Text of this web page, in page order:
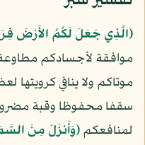
﴿الَّذِي جَعَلَ لَكُمُ الأَرْضَ
موافقة لأجسادكم
موتاكم ولا ينافي
سقفا محفوظا وقبة
لمنافعكم﴿وَأَنزَلَ مِنَ